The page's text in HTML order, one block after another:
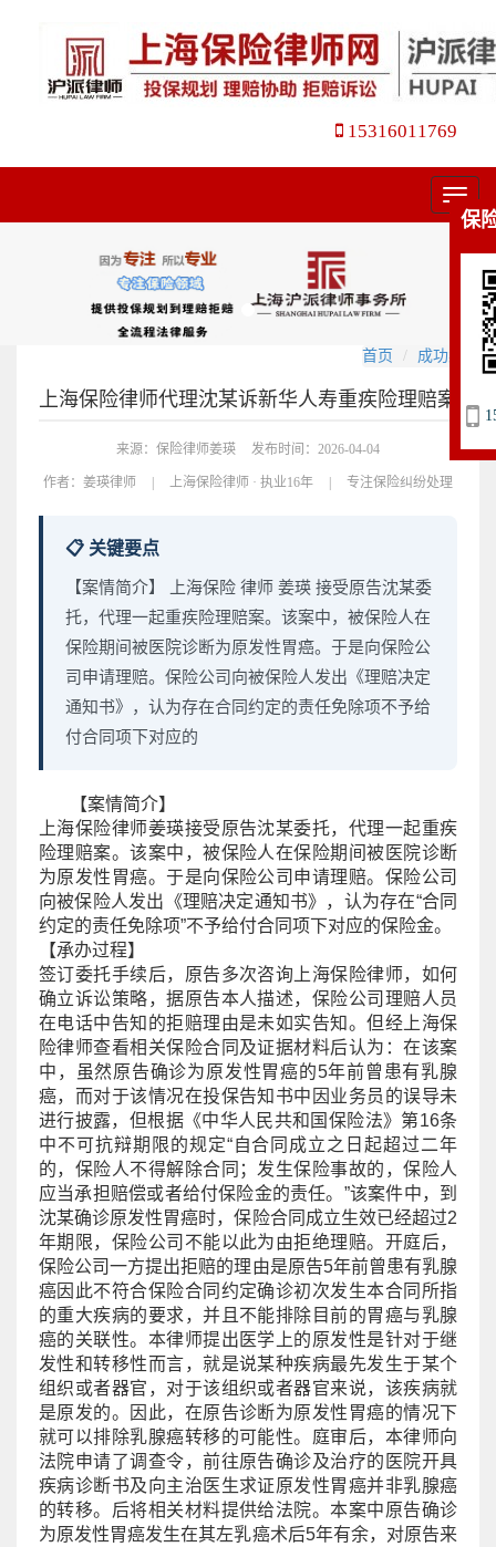
15316011769
菜
单
首页 成功案例
上海保险律师代理沈某诉新华人寿重疾险理赔案
来源：保险律师姜瑛 发布时间：2026-04-04
作者： 姜瑛律师 | 上海保险律师 · 执业16年 | 专注保险纠纷处理
📋 关键要点
【案情简介】 上海保险 律师 姜瑛 接受原告沈某委
托，代理一起重疾险理赔案。该案中，被保险人在
保险期间被医院诊断为原发性胃癌。于是向保险公
司申请理赔。保险公司向被保险人发出《理赔决定
通知书》，认为存在合同约定的责任免除项不予给
付合同项下对应的
【案情简介】
上海保险律师姜瑛接受原告沈某委托，代理一起重疾
险理赔案。该案中，被保险人在保险期间被医院诊断
为原发性胃癌。于是向保险公司申请理赔。保险公司
向被保险人发出《理赔决定通知书》，认为存在“合同
约定的责任免除项”不予给付合同项下对应的保险金。
【承办过程】
签订委托手续后，原告多次咨询 上海保险律师，如何
确立诉讼策略，据原告本人描述，保险公司理赔人员
在电话中告知的拒赔理由是未如实告知。但经上海保
险律师查看相关保险合同及证据材料后认为：在该案
中，虽然原告确诊为原发性胃癌的5年前曾患有乳腺
癌，而对于该情况在投保告知书中因业务员的误导未
进行披露，但根据《中华人民共和国保险法》第16条
中不可抗辩期限的规定“自合同成立之日起超过二年
的，保险人不得解除合同；发生保险事故的，保险人
应当承担赔偿或者给付保险金的责任。”该案件中，到
沈某确诊原发性胃癌时，保险合同成立生效已经超过2
年期限，保险公司不能以此为由拒绝理赔。开庭后，
保险公司一方提出拒赔的理由是原告5年前曾患有乳腺
癌因此不符合保险合同约定确诊初次发生本合同所指
的重大疾病的要求，并且不能排除目前的胃癌与乳腺
癌的关联性。本律师提出医学上的原发性是针对于继
发性和转移性而言，就是说某种疾病最先发生于某个
组织或者器官，对于该组织或者器官来说，该疾病就
是原发的。因此，在原告诊断为原发性胃癌的情况下
就可以排除乳腺癌转移的可能性。庭审后，本律师向
法院申请了调查令，前往原告确诊及治疗的医院开具
疾病诊断书及向主治医生求证原发性胃癌并非乳腺癌
的转移。后将相关材料提供给法院。本案中原告确诊
为原发性胃癌发生在其左乳癌术后5年有余，对原告来
保